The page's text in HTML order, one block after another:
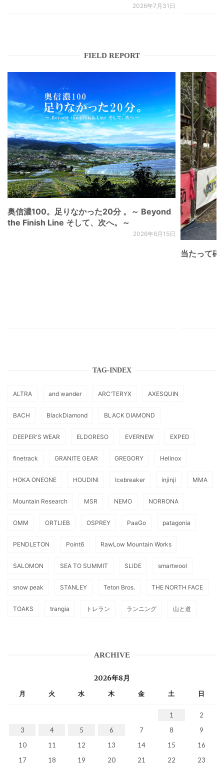
2026年7月31日
FIELD REPORT
奥信濃100。足りなかった20分 。～ Beyond
the Finish Line そして、次へ。～
2026年6月15日
当たって砕
TAG-INDEX
ALTRA and wander ARC'TERYX AXESQUIN
BACH BlackDiamond BLACK DIAMOND
DEEPER'S WEAR ELDORESO EVERNEW EXPED
finetrack GRANITE GEAR GREGORY Helinox
HOKA ONEONE HOUDINI Icebreaker injinji MMA
Mountain Research MSR NEMO NORRONA
OMM ORTLIEB OSPREY PaaGo patagonia
PENDLETON Point6 RawLow Mountain Works
SALOMON SEA TO SUMMIT SLIDE smartwool
snow peak STANLEY Teton Bros. THE NORTH FACE
TOAKS trangia トレラン ランニング 山と道
ARCHIVE
2026年8月
月 火 水 木 金 土 日
1
2
3
4 5 6 7 8
9
10
11 12 13 14 15
16
17
18 19 20 21 22
23